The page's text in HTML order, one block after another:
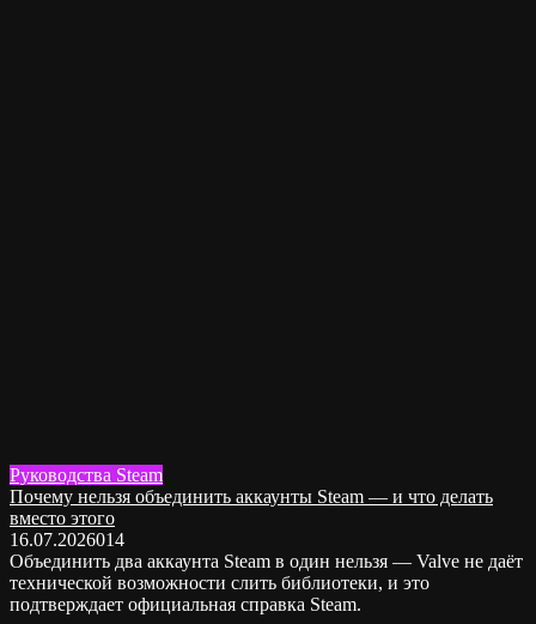
Руководства Steam
Почему нельзя объединить аккаунты Steam — и что делать
вместо этого
16.07.2026014
Объединить два аккаунта Steam в один нельзя — Valve не даёт
технической возможности слить библиотеки, и это
подтверждает официальная справка Steam.